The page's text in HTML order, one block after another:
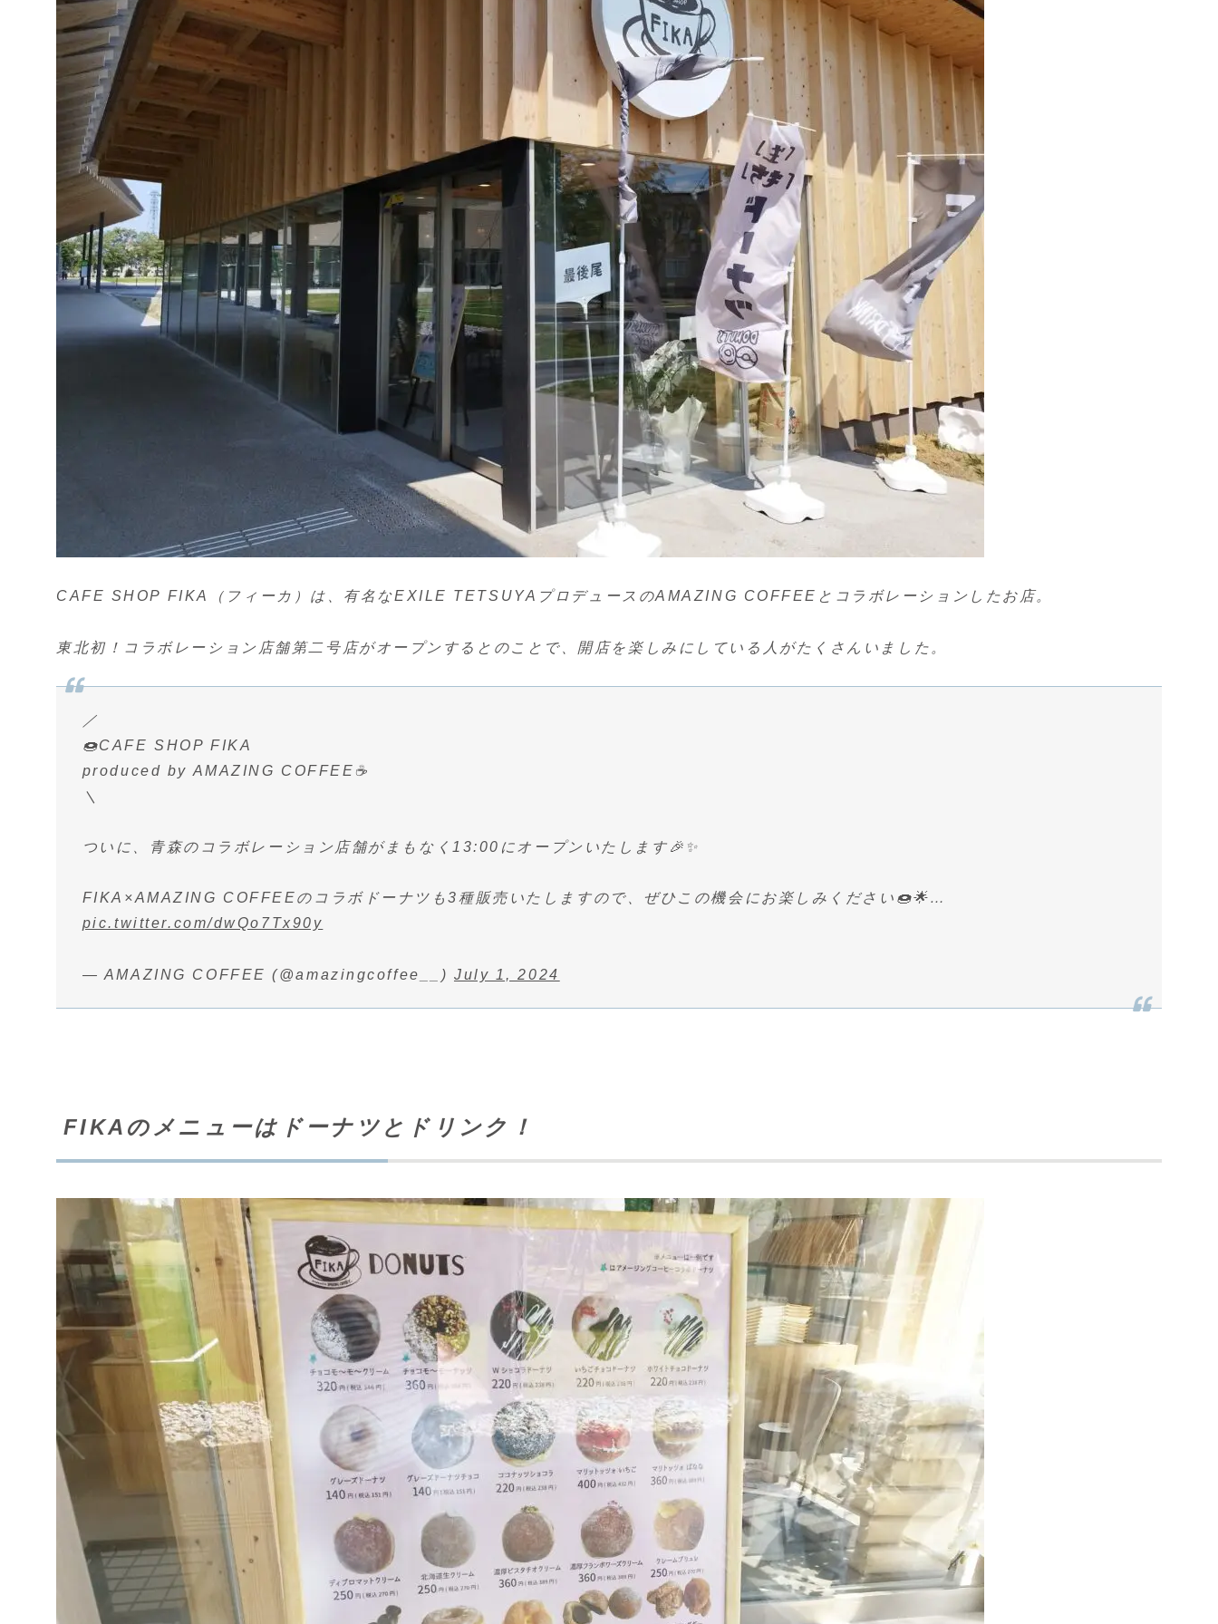
CAFE SHOP FIKA（フィーカ）は、有名なEXILE TETSUYAプロデュースのAMAZING COFFEEとコラボレーションしたお店。
東北初！コラボレーション店舗第二号店がオープンするとのことで、開店を楽しみにしている人がたくさんいました。
／
🍩CAFE SHOP FIKA
produced by AMAZING COFFEE☕
＼
ついに、青森のコラボレーション店舗がまもなく13:00にオープンいたします🎉✨
FIKA×AMAZING COFFEEのコラボドーナツも3種販売いたしますので、ぜひこの機会にお楽しみください🍩🌟…
pic.twitter.com/dwQo7Tx90y
— AMAZING COFFEE (@amazingcoffee__) July 1, 2024
FIKAのメニューはドーナツとドリンク！